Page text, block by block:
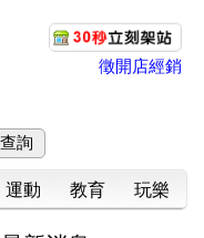
徵開店經銷
運動 教育 玩樂